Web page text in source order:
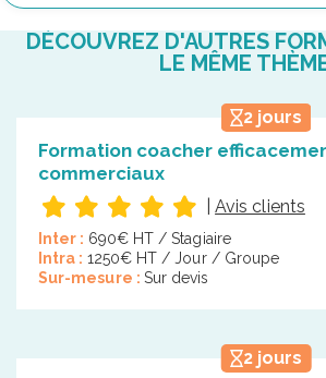
DÉCOUVREZ D'AUTRES
LE MÊME
2 jours
Formation coacher
commerciaux
Avis clients
Inter : 690€ HT / Stagiaire
Intra : 1250€ HT / Jour / Groupe
Sur-mesure : Sur devis
2 jours